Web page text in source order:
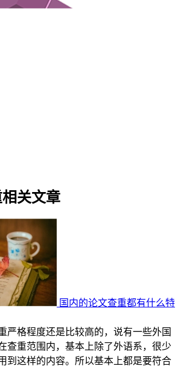
关文章
国内的论文查重都有什么特
严格程度还是比较高的，说有一些外国
查重范围内，基本上除了外语系，很少
到这样的内容。所以基本上都是要符合